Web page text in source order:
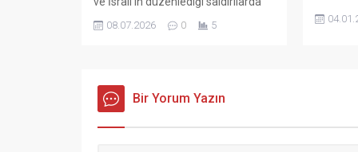
Hamaney için cuma günü başlayan
kutsal kabul edilen Necef ve Kerbela
kentlerine ayrıldı. Irak makamları,
cenaze törenleri dolayısıyla bugünü
08.07.2026 0 5
Corina
Bir Yorum Yazın